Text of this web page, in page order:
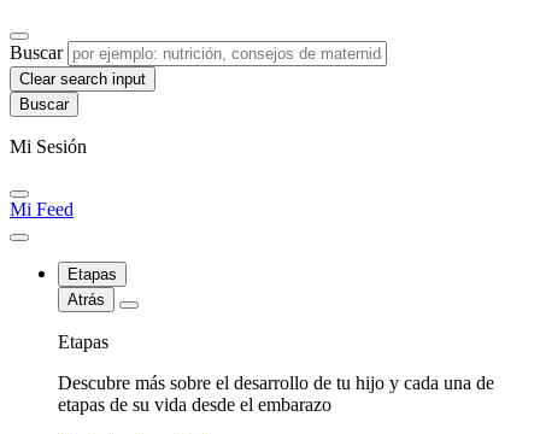
Buscar
Clear search input
Mi Sesión
Mi Feed
Etapas
Atrás
Etapas
Descubre más sobre el desarrollo de tu hijo y cada una de
etapas de su vida desde el embarazo